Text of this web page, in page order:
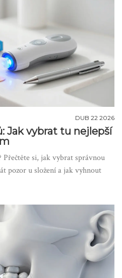
DUB 22 2026
Jak vybrat tu nejlepší
Přečtěte si, jak vybrat správnou
pozor u složení a jak vyhnout